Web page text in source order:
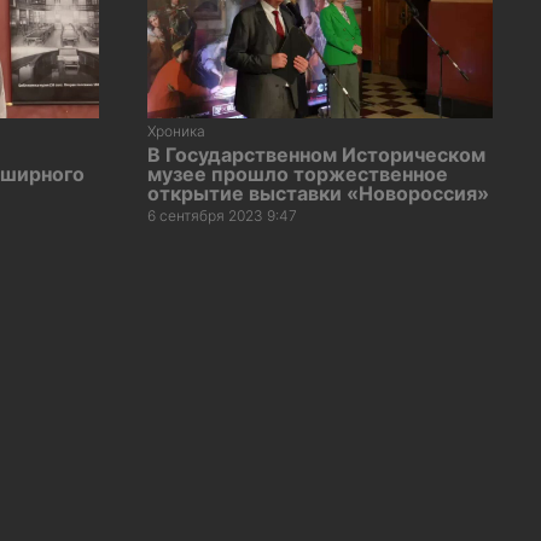
Хроника
В Государственном Историческом
музее прошло торжественное
открытие выставки «Новороссия»
6 сентября 2023 9:47